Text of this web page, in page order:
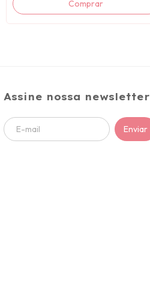
Assine nossa newsletter